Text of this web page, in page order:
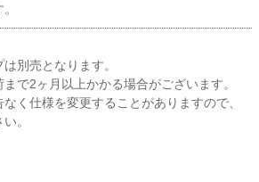
別売となります。
で2ヶ月以上かかる場合がございます。
く仕様を変更することがありますので、
。